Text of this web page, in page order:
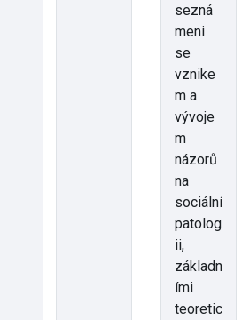
sezná
meni
se
vznike
m a
vývoje
m
názorů
na
sociální
patolog
ii,
základn
ími
teoretic